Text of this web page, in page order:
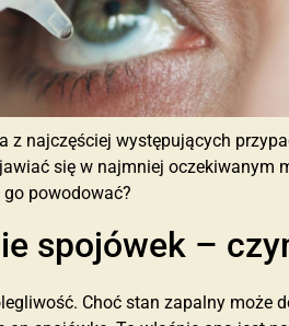
z najczęściej występujących
się w najmniej oczekiwanym
powodować?
spojówek –
Choć stan zapalny może